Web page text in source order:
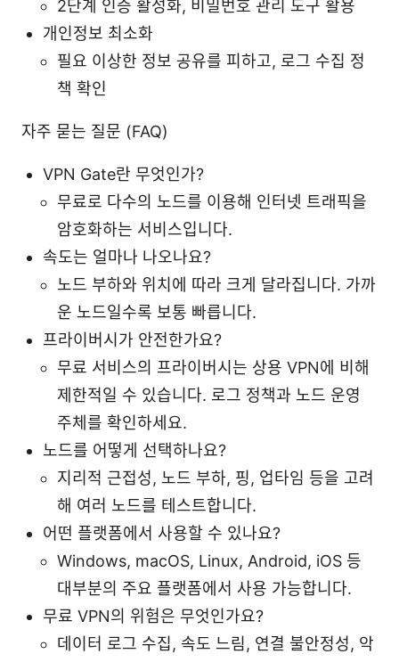
2단계 인증 활성화, 비밀번호 관리 도구 활용
개인정보 최소화
필요 이상한 정보 공유를 피하고, 로그 수집 정
책 확인
자주 묻는 질문 (FAQ)
VPN Gate란 무엇인가?
무료로 다수의 노드를 이용해 인터넷 트래픽을
암호화하는 서비스입니다.
속도는 얼마나 나오나요?
노드 부하와 위치에 따라 크게 달라집니다. 가까
운 노드일수록 보통 빠릅니다.
프라이버시가 안전한가요?
무료 서비스의 프라이버시는 상용 VPN에 비해
제한적일 수 있습니다. 로그 정책과 노드 운영
주체를 확인하세요.
노드를 어떻게 선택하나요?
지리적 근접성, 노드 부하, 핑, 업타임 등을 고려
해 여러 노드를 테스트합니다.
어떤 플랫폼에서 사용할 수 있나요?
Windows, macOS, Linux, Android, iOS 등
대부분의 주요 플랫폼에서 사용 가능합니다.
무료 VPN의 위험은 무엇인가요?
데이터 로그 수집, 속도 느림, 연결 불안정성, 악